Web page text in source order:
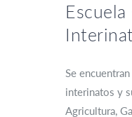
Se
interinatos y
Agricultura,